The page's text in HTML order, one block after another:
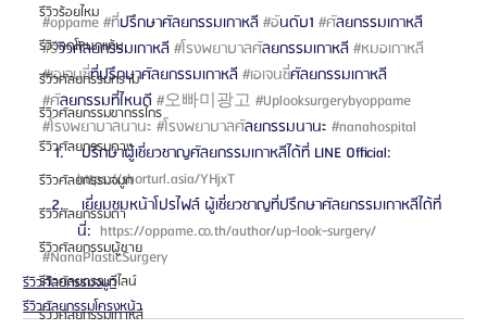
รีวิวร้อยไหม
รีวิวลดโหนกแก้ม
รีวิวศัลยกรรมกราม
รีวิวศัลยกรรมขากรรไกร
รีวิวศัลยกรรมคาง
รีวิวศัลยกรรมจมูก
รีวิวศัลยกรรมตา
รีวิวศัลยกรรมผู้ชาย
รีวิวศัลยกรรมวีไลน์
รีวิวศัลยกรรมเกาหลี
#oppame#ที่ปรึกษาศัลยกรรมเกาหลี #อันดับ1 #ศัลยกรรมเกาหลี
#รีวิวศัลยกรรมเกาหลี #โรงพยาบาลศัลยกรรมเกาหลี #หมอเกาหล
#เอเจนซี่ที่ปรึกษาศัลยกรรมเกาหลี #เอเจนซี่ศัลยกรรมเกาหลี
#ศัลยกรรมที่ไหนดี #오빠미광고 #Uplooksurgerybyoppame
#โรงพยาบาลนานะ #โรงพยาบาลศัลยกรรมนานะ #nanahospital
ปรึกษาผู้เชี่ยวชาญศัลยกรรมเกาหลีได้ที่ LINE Official:
https://shorturl.asia/YHjxT
เยี่ยมชมหน้าโปรไฟล์ ผู้เชี่ยวชาญที่ปรึกษาศัลยกรรมเกาหลีได้ที่
นี่: https://oppame.co.th/author/up-look-surgery/
#NanaPlasticSurgery
รีวิวศัลยกรรมจมูก
รีวิวศัลยกรรมโครงหน้า